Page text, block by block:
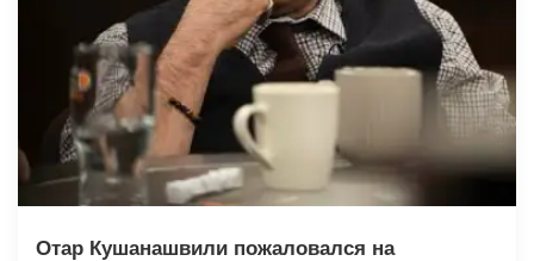
Отар Кушанашвили пожаловался на